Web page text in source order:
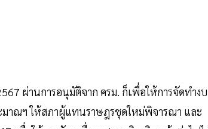
ผ่านการอนุมัติจาก ครม. ก็เพื่อให้การจัดทำงบ
มาณฯ ให้สภาผู้แทนราษฎรชุดใหม่พิจารณา และ